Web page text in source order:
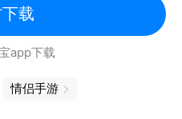
答
照片，记录甜蜜爱情
载
app下载
情侣手游